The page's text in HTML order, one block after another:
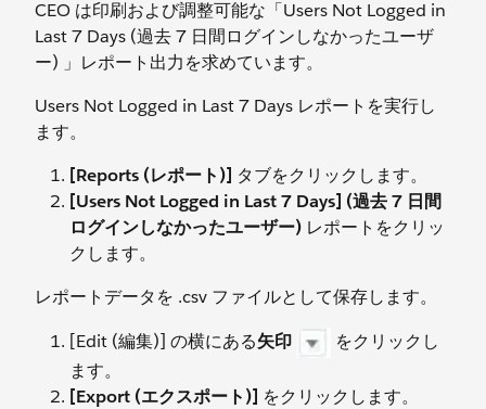
CEO は印刷および調整可能な「Users Not Logged in
Last 7 Days (過去 7 日間ログインしなかったユーザ
ー) 」レポート出力を求めています。
Users Not Logged in Last 7 Days レポートを実行し
ます。
[Reports (レポート)] タブをクリックします。
[Users Not Logged in Last 7 Days] (過去 7 日間
ログインしなかったユーザー) レポートをクリッ
クします。
レポートデータを .csv ファイルとして保存します。
[Edit (編集)] の横にある矢印
をクリックし
ます。
[Export (エクスポート)] をクリックします。